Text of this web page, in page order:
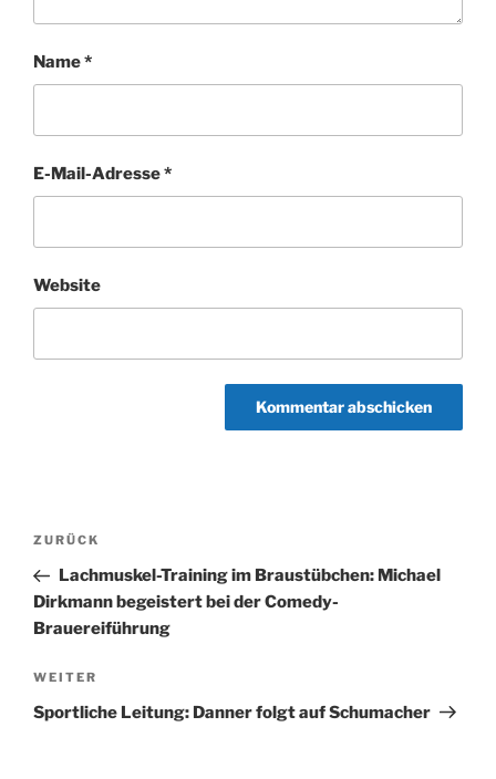
Name*
E-Mail-Adresse*
Website
Beitragsnavigation
Vorheriger
Beitrag
ZURÜCK
Lachmuskel-Training im Braustübchen: Michael
Dirkmann begeistert bei der Comedy-
Brauereiführung
Nächster
Beitrag
WEITER
Sportliche Leitung: Danner folgt auf Schumacher